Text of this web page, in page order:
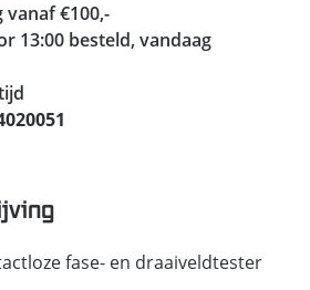
€100,-
13:00 besteld, vandaag
fase- en draaiveldtester